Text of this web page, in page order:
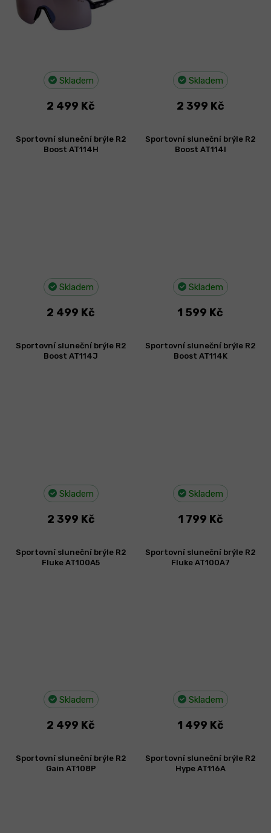
Skladem
2 499 Kč
Skladem
2 399 Kč
Sportovní sluneční brýle R2
Boost AT114H
Skladem
2 499 Kč
Sportovní sluneční brýle R2
Boost AT114I
Skladem
1 599 Kč
Sportovní sluneční brýle R2
Boost AT114J
Skladem
2 399 Kč
Sportovní sluneční brýle R2
Boost AT114K
Skladem
1 799 Kč
Sportovní sluneční brýle R2
Fluke AT100A5
Skladem
2 499 Kč
Sportovní sluneční brýle R2
Fluke AT100A7
Skladem
1 499 Kč
Sportovní sluneční brýle R2
Gain AT108P
Sportovní sluneční brýle R2
Hype AT116A